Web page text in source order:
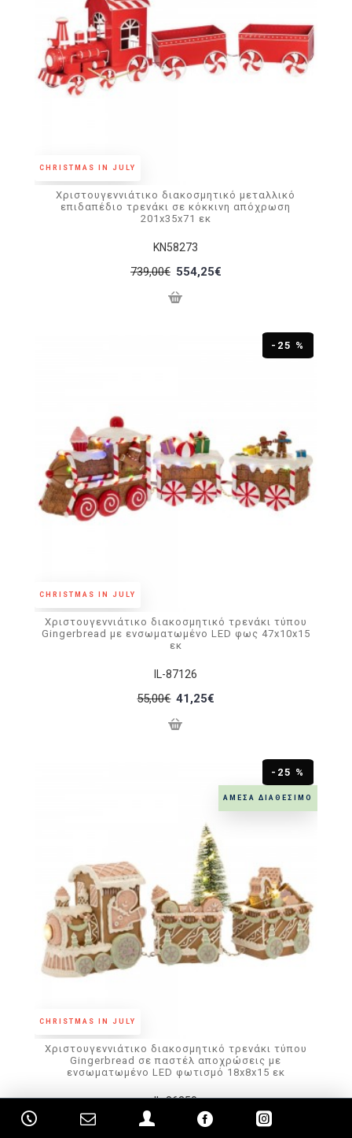
CHRISTMAS IN JULY
KN58273
Χριστουγεννιάτικο διακοσμητικό μεταλλικό
επιδαπέδιο τρενάκι σε κόκκινη απόχρωση
201x35x71 εκ
739,00€ 554,25€
CHRISTMAS IN JULY
-25 %
IL-87126
Χριστουγεννιάτικο διακοσμητικό τρενάκι τύπου
Gingerbread με ενσωματωμένο LED φως 47x10x15
εκ
55,00€ 41,25€
ΆΜΕΣΑ ΔΙΑΘΈΣΙΜΟ
CHRISTMAS IN JULY
-25 %
IL-86350
Χριστουγεννιάτικο διακοσμητικό τρενάκι τύπου
Gingerbread σε παστέλ αποχρώσεις με
ενσωματωμένο LED φωτισμό 18x8x15 εκ
23,80€ 17,85€